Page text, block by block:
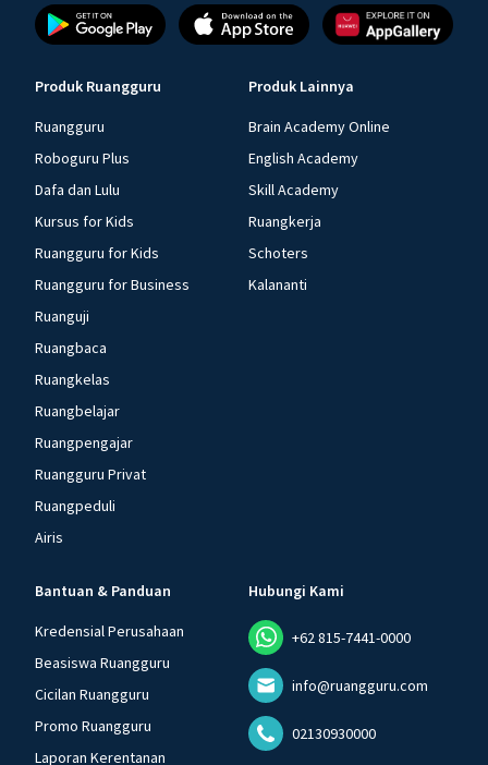
Produk Ruangguru
Ruangguru
Roboguru Plus
Dafa dan Lulu
Kursus for Kids
Ruangguru for Kids
Ruangguru for Business
Ruanguji
Ruangbaca
Ruangkelas
Ruangbelajar
Ruangpengajar
Ruangguru Privat
Ruangpeduli
Airis
Produk Lainnya
Brain Academy Online
English Academy
Skill Academy
Ruangkerja
Schoters
Kalananti
Bantuan & Panduan
Kredensial Perusahaan
Beasiswa Ruangguru
Cicilan Ruangguru
Promo Ruangguru
Laporan Kerentanan
Hubungi Kami
+62 815-7441-0000
info@ruangguru.com
02130930000